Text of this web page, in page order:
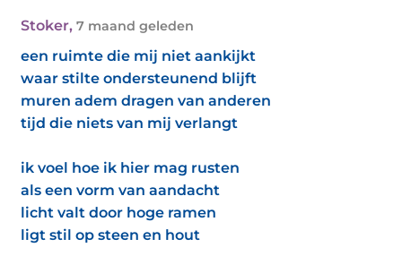
Stoker, 7 maand geleden
een ruimte die mij niet aankijkt
waar stilte ondersteunend blijft
muren adem dragen van anderen
tijd die niets van mij verlangt
ik voel hoe ik hier mag rusten
als een vorm van aandacht
licht valt door hoge ramen
ligt stil op steen en hout